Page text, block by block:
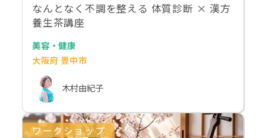
なんとなく不調を整える 体質診断 × 漢方
養生茶講座
美容・健康
大阪府 豊中市
木村由紀子
ワークショップ